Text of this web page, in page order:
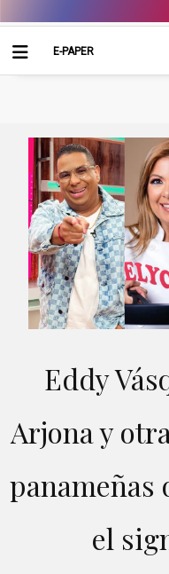
E-PAPER
Eddy
Arjona y
panameñas
el